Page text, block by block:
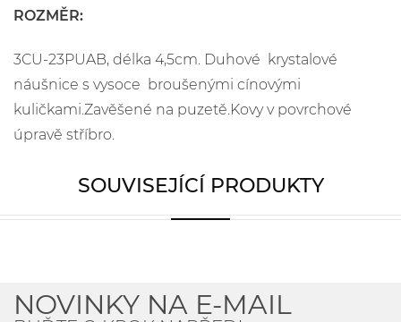
ROZMĚR:
3CU-23PUAB, délka 4,5cm. Duhové krystalové
náušnice s vysoce broušenými cínovými
kuličkami.Zavěšené na puzetě.Kovy v povrchové
úpravě stříbro.
SOUVISEJÍCÍ PRODUKTY
NOVINKY NA E-MAIL